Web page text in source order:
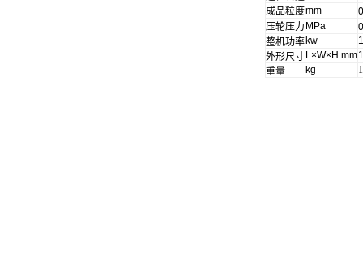
成品粒度mm
压轮压力 MPa
整机功率kw
1
外形尺寸 L×W×H mm
重量
kg 1